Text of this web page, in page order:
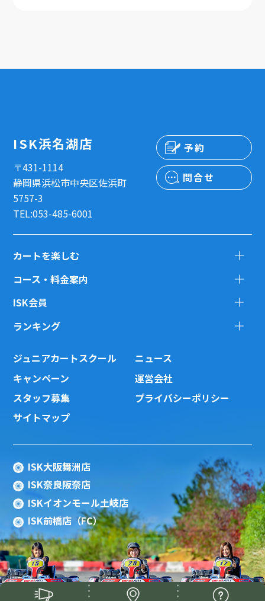
ISK浜名湖店
〒431-1114
静岡県浜松市中央区佐浜町
5757-3
TEL:053-485-6001
予約
問合せ
カートを楽しむ
コース・料金案内
ISK会員
ランキング
ジュニアカートスクール
ニュース
キャンペーン
運営会社
スタッフ募集
プライバシーポリシー
サイトマップ
ISK大阪舞洲店
ISK奈良阪奈店
ISKイオンモール土岐店
ISK前橋店（FC）
Copyright(c) 2015 ISK Co., Ltd.All Rights